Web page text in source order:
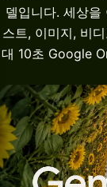
델입니다. 세상
스트, 이미지, 비
대 10초 Google